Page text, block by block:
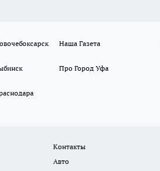
Наша Газета
Про Город Уфа
Контакты
Авто